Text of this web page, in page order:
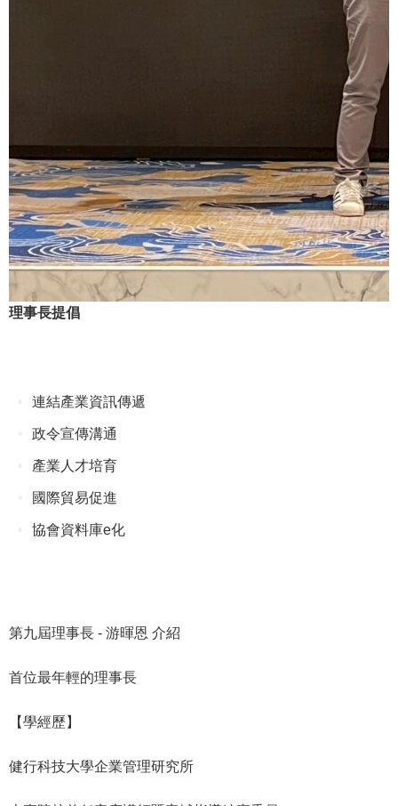
理事長提倡
連結產業資訊傳遞
政令宣傳溝通
產業人才培育
國際貿易促進
協會資料庫e化
第九屆理事長 - 游暉恩 介紹
首位最年輕的理事長
【學經歷】
健行科技大學企業管理研究所